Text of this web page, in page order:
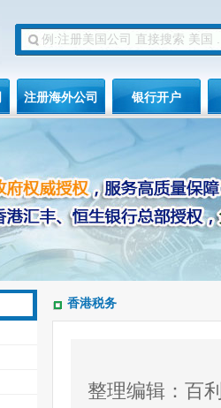
注册海外公司 银行开户
香港税务
整理编辑：百